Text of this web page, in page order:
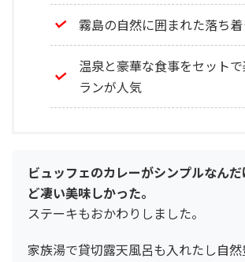
霧島の自然に囲まれた落ち
温泉と豪華な食事をセット
ランが人気
ビュッフェのカレーがシンプルなんだ
ど凄い美味しかった。
ステーキもおかわりしました。
家族湯で貸切露天風呂も入れたし自然